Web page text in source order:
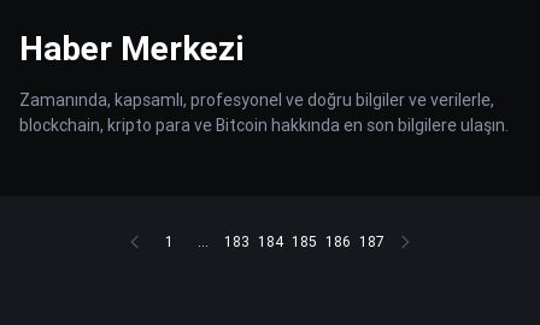
Haber Merkezi
Zamanında, kapsamlı, profesyonel ve doğru bilgiler ve verilerle,
blockchain, kripto para ve Bitcoin hakkında en son bilgilere ulaşın.
1 ... 183 184 185 186 187